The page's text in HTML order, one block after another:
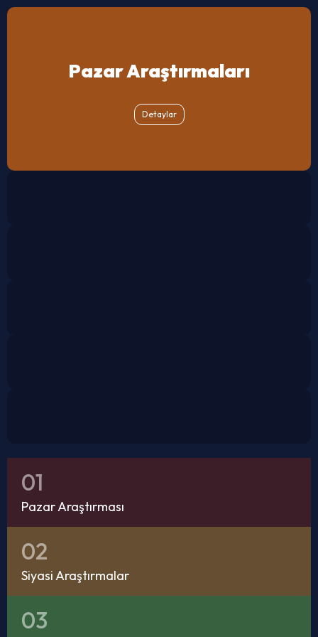
Pazar Araştırmaları
Detaylar
Pazar Araştırması
Siyasi Araştırmalar